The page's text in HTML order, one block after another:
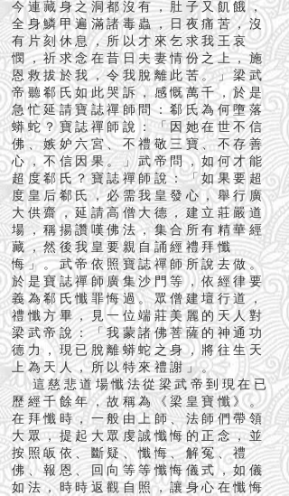
今連藏身之洞都沒有，肚子又飢餓，
全身鱗甲遍滿諸毒蟲，日夜痛苦，沒
有片刻休息，所以才來乞求我王哀
憫，祈求念在昔日夫妻情份之上，施
恩救拔於我，令我脫離此苦。」梁武
帝聽郗氏如此哭訴，感慨萬千，於是
急忙延請寶誌禪師問：郗氏為何墮落
蟒蛇？寶誌禪師說：「因她在世不信
佛、嫉妒六宮、不禮敬三寶、不存善
心，不信因果。」武帝問，如何才能
超度郗氏？寶誌禪師說：「如果要超
度皇后郗氏，必需我皇發心，舉行廣
大供齋，延請高僧大德，建立莊嚴道
場，稱揚讚嘆佛法，集合所有精華經
藏，然後我皇要親自誦經禮拜懺
悔」。武帝依照寶誌禪師所說去做。
於是寶誌禪師廣集沙門等，依經律要
義為郗氏懺罪悔過。眾僧建壇行道，
禮懺方畢，見一位端莊美麗的天人對
梁武帝說：「我蒙諸佛菩薩的神通功
德力，現已脫離蟒蛇之身，將往生天
上為天人，所以特來禮謝」。
這慈悲道場懺法從梁武帝到現在已
歷經千餘年，故稱為《梁皇寶懺》。
在拜懺時，一般由上師、法師們帶領
大眾，提起大眾虔誠懺悔的正念，並
按照皈依、斷疑、懺悔、解冤、禮
佛、報恩、回向等等懺悔儀式，如儀
如法，時時返觀自照，讓身心在懺悔